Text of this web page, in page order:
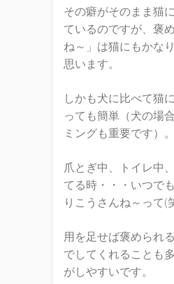
その癖がそのまま猫
ているのですが、褒
ね～」は猫にもかな
思います。
しかも犬に比べて猫
っても簡単（犬の場
ミングも重要です）。
爪とぎ中、トイレ中
てる時・・・いつで
りこうさんね～って(
用を足せば褒められ
でしてくれることも
がしやすいです。